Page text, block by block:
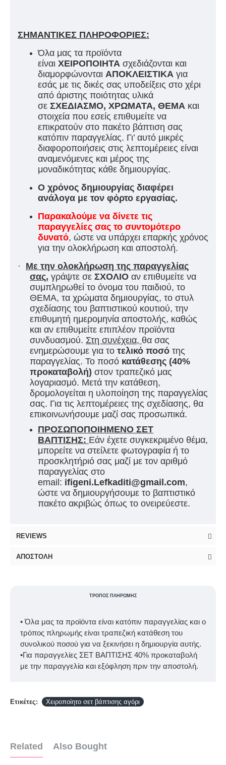
ΣΗΜΑΝΤΙΚΕΣ ΠΛΗΡΟΦΟΡΙΕΣ:
Όλα μας τα προϊόντα
είναι ΧΕΙΡΟΠΟΙΗΤΑ σχεδιάζονται και
διαμορφώνονται ΑΠΟΚΛΕΙΣΤΙΚΑ για
εσάς με τις δικές σας υποδείξεις στο χέρι
από άριστης ποιότητας υλικά
σε ΣΧΕΔΙΑΣΜΟ, ΧΡΩΜΑΤΑ, ΘΕΜΑ και
στοιχεία που εσείς επιθυμείτε να
επικρατούν στο πακέτο βάπτιση σας
κατόπιν παραγγελίας. Γι’ αυτό μικρές
διαφοροποιήσεις στις λεπτομέρειες είναι
αναμενόμενες και μέρος της
μοναδικότητας κάθε δημιουργίας.
Ο χρόνος δημιουργίας διαφέρει
ανάλογα με τον φόρτο εργασίας.
Παρακαλούμε να δίνετε τις
παραγγελίες σας το συντομότερο
δυνατό, ώστε να υπάρχει επαρκής χρόνος
για την ολοκλήρωση και αποστολή.
·
Με την ολοκλήρωση της παραγγελίας
σας, γράψτε σε ΣΧΟΛΙΟ αν επιθυμείτε να
συμπληρωθεί το όνομα του παιδιού, το
ΘΕΜΑ, τα χρώματα δημιουργίας, το στυλ
σχεδίασης του βαπτιστικού κουτιού, την
επιθυμητή ημερομηνία αποστολής, καθώς
και αν επιθυμείτε επιπλέον προϊόντα
συνδυασμού. Στη συνέχεια, θα σας
ενημερώσουμε για το τελικό ποσό της
παραγγελίας. Το ποσό κατάθεσης (40%
προκαταβολή) στον τραπεζικό μας
λογαριασμό. Μετά την κατάθεση,
δρομολογείται η υλοποίηση της παραγγελίας
σας. Για τις λεπτομέρειες της σχεδίασης, θα
επικοινωνήσουμε μαζί σας προσωπικά.
ΠΡΟΣΩΠΟΠΟΙΗΜΕΝΟ ΣΕΤ
ΒΑΠΤΙΣΗΣ: Εάν έχετε συγκεκριμένο θέμα,
μπορείτε να στείλετε φωτογραφία ή το
προσκλητήριό σας μαζί με τον αριθμό
παραγγελίας στο
email: ifigeni.Lefkaditi@gmail.com,
ώστε να δημιουργήσουμε το βαπτιστικό
πακέτο ακριβώς όπως το ονειρεύεστε.
REVIEWS
ΑΠΟΣΤΟΛΉ
ΤΡΌΠΟΣ ΠΛΗΡΩΜΉΣ
• Όλα μας τα προϊόντα είναι κατόπιν παραγγελίας και ο
τρόπος πληρωμής είναι τραπεζική κατάθεση του
συνολικού ποσού για να ξεκινήσει η δημιουργία αυτής.
•Για παραγγελίες ΣΕΤ ΒΑΠΤΙΣΗΣ 40% προκαταβολή
με την παραγγελία και εξόφληση πριν την αποστολή.
Ετικέτες: Χειροποίητο σετ βάπτισης αγόρι
Related Also Bought